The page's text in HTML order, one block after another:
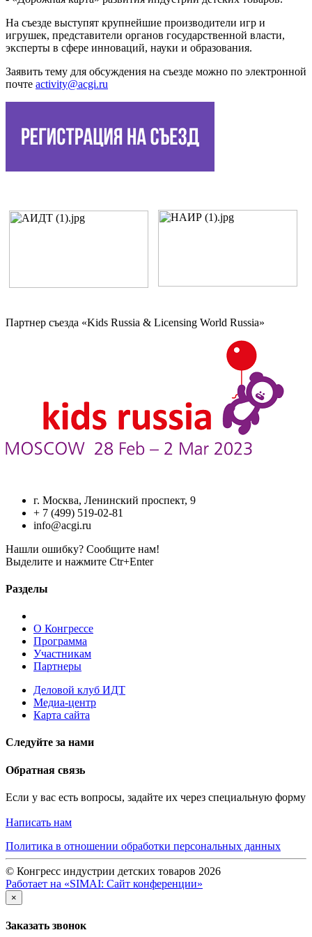
На съезде выступят крупнейшие производители игр и
игрушек, представители органов государственной власти,
эксперты в сфере инноваций, науки и образования.
Заявить тему для обсуждения на съезде можно по электронной
почте activity@acgi.ru
Партнер съезда «Kids Russia & Licensing World Russia»
г. Москва, Ленинский проспект, 9
+ 7 (499) 519-02-81
info@acgi.ru
Нашли ошибку? Сообщите нам!
Выделите и нажмите Ctr+Enter
Разделы
О Конгрессе
Программа
Участникам
Партнеры
Деловой клуб ИДТ
Медиа-центр
Карта сайта
Следуйте за нами
Обратная связь
Если у вас есть вопросы, задайте их через специальную форму
Написать нам
Политика в отношении обработки персональных данных
© Конгресс индустрии детских товаров 2026
Работает на «SIMAI: Сайт конференции»
×
Заказать звонок